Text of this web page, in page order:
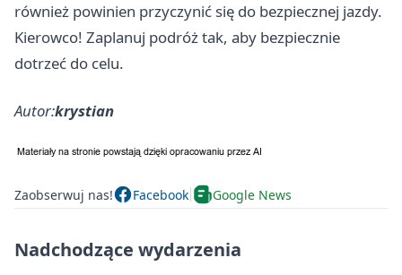
również powinien przyczynić się do bezpiecznej jazdy.
Kierowco! Zaplanuj podróż tak, aby bezpiecznie
dotrzeć do celu.
Autor:krystian
Zaobserwuj nas! Facebook Google News
Nadchodzące wydarzenia